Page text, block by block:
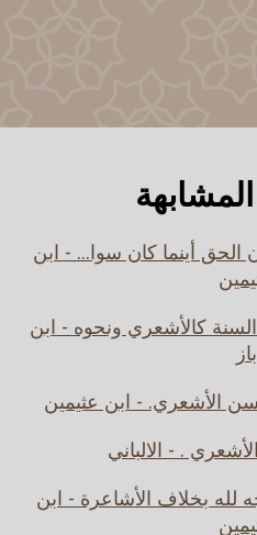
الحق أينما كان سوا... - ابن
كالأشعري ونحوه - ابن
باز
الأشعري. - ابن عثيمين
. - الالباني
لله بخلاف الأشاعرة - ابن